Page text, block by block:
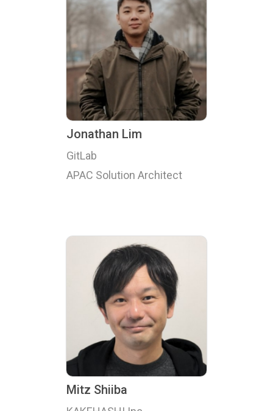
Jonathan Lim
GitLab
APAC Solution Architect
Mitz Shiiba